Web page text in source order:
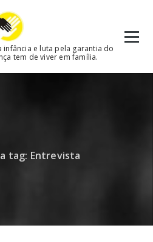
infância e luta pela garantia do
tem de viver em família.
tag: Entrevista